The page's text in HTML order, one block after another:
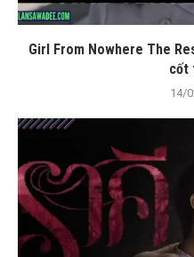
Girl From Nowhere The
cốt
14/